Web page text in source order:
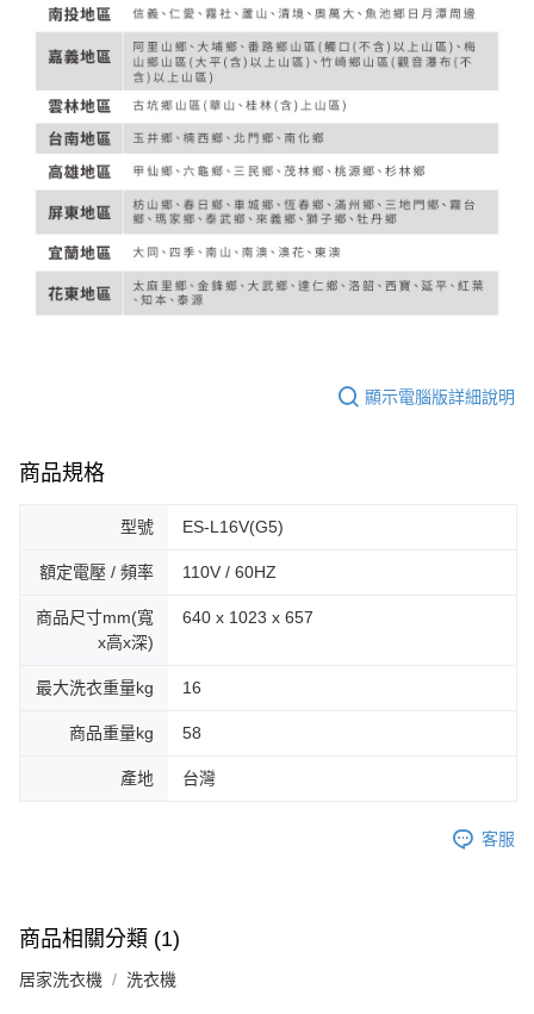
顯示電腦版詳細說明
商品規格
型號 ES-L16V(G5)
額定電壓 / 頻率 110V / 60HZ
商品尺寸mm(寬
x高x深)
640 x 1023 x 657
最大洗衣重量kg 16
商品重量kg 58
產地 台灣
客服
商品相關分類 (1)
居家洗衣機 洗衣機